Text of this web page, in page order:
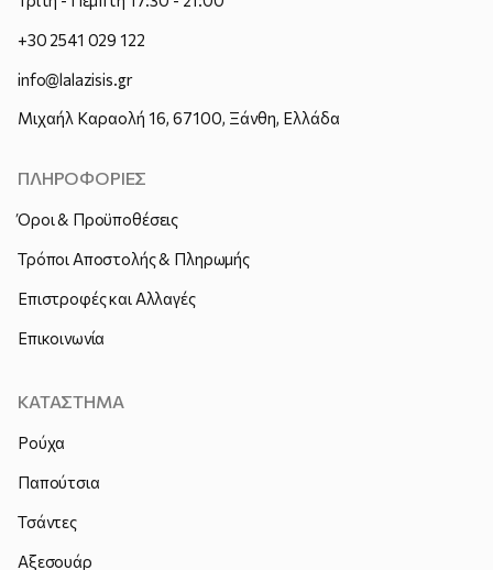
+30 2541 029 122
info@lalazisis.gr
Μιχαήλ Καραολή 16, 67100, Ξάνθη, Ελλάδα
ΠΛΗΡΟΦΟΡΙΕΣ
Όροι & Προϋποθέσεις
Τρόποι Αποστολής & Πληρωμής
Επιστροφές και Αλλαγές
Επικοινωνία
ΚΑΤΑΣΤΗΜΑ
Ρούχα
Παπούτσια
Τσάντες
Αξεσουάρ